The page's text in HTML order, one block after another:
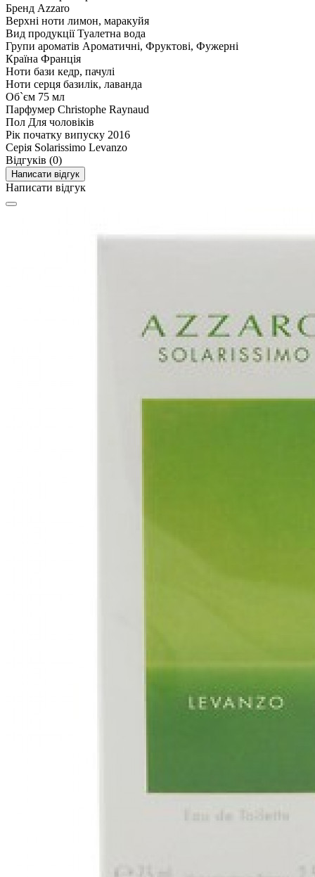
Бренд Azzaro
Верхні ноти лимон, маракуйя
Вид продукції Туалетна вода
Групи ароматів Ароматичні, Фруктові, Фужерні
Країна Франція
Ноти бази кедр, пачулі
Ноти серця базилік, лаванда
Об`єм 75 мл
Парфумер Christophe Raynaud
Пол Для чоловіків
Рік початку випуску 2016
Серія Solarissimo Levanzo
Відгуків (0)
Написати відгук
Написати відгук